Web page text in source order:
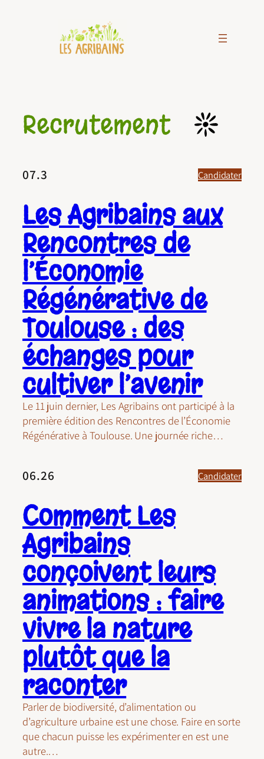
Recrutement
07.3 Candidater
Les Agribains aux
Rencontres de
l’Économie
Régénérative de
Toulouse : des
échanges pour
cultiver l’avenir
Le 11 juin dernier, Les Agribains ont participé à la
première édition des Rencontres de l’Économie
Régénérative à Toulouse. Une journée riche…
06.26 Candidater
Comment Les
Agribains
conçoivent leurs
animations : faire
vivre la nature
plutôt que la
raconter
Parler de biodiversité, d’alimentation ou
d’agriculture urbaine est une chose. Faire en sorte
que chacun puisse les expérimenter en est une
autre.…